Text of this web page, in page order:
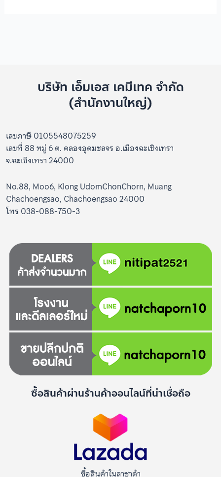
บริษัท เอ็มเอส เคมีเทค จำกัด
(สำนักงานใหญ่)
เลขภาษี 0105548075259
เลขที่ 88 หมู่ 6 ต. คลองอุดมชลจร อ.เมืองฉะเชิงเทรา
จ.ฉะเชิงเทรา 24000
No.88, Moo6, Klong UdomChonChorn, Muang
Chachoengsao, Chachoengsao 24000
โทร 038-088-750-3
ซื้อสินค้าผ่านร้านค้าออนไลน์ที่น่าเชื่อถือ
ซื้อสินค้าในลาซาด้า